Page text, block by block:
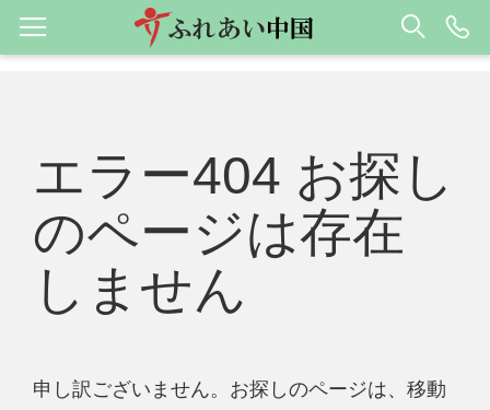
エラー404 お探し
のページは存在
しません
申し訳ございません。お探しのページは、移動